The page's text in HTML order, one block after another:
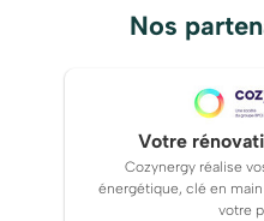
Nos
Votre
Cozynergy réalise
énergétique, clé en
votre